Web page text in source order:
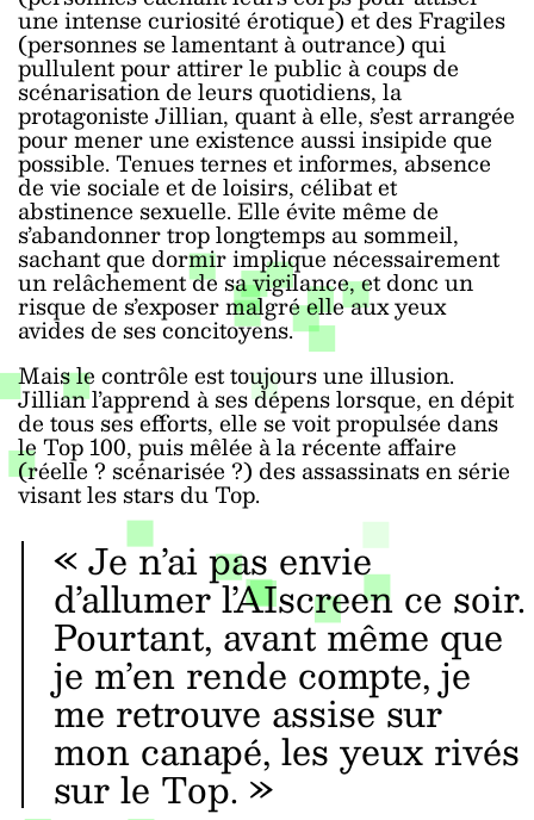
une intense curiosité érotique) et des Fragiles
(personnes se lamentant à outrance) qui
pullulent pour attirer le public à coups de
scénarisation de leurs quotidiens, la
protagoniste Jillian, quant à elle, s’est arrangée
pour mener une existence aussi insipide que
possible. Tenues ternes et informes, absence
de vie sociale et de loisirs, célibat et
abstinence sexuelle. Elle évite même de
s’abandonner trop longtemps au sommeil,
sachant que dormir implique nécessairement
un relâchement de sa vigilance, et donc un
risque de s’exposer malgré elle aux yeux
avides de ses concitoyens.
Mais le contrôle est toujours une illusion.
Jillian l’apprend à ses dépens lorsque, en dépit
de tous ses efforts, elle se voit propulsée dans
le Top 100, puis mêlée à la récente affaire
(réelle ? scénarisée ?) des assassinats en série
visant les stars du Top.
« Je n’ai pas envie
d’allumer l’AIscreen ce soir.
Pourtant, avant même que
je m’en rende compte, je
me retrouve assise sur
mon canapé, les yeux rivés
sur le Top. »